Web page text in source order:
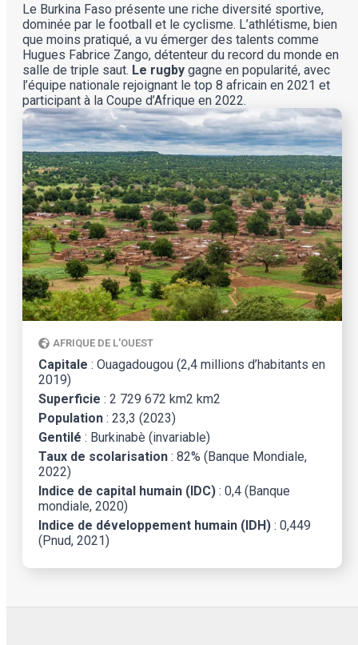
Le Burkina Faso présente une riche diversité sportive,
dominée par le football et le cyclisme. L’athlétisme, bien
que moins pratiqué, a vu émerger des talents comme
Hugues Fabrice Zango, détenteur du record du monde en
salle de triple saut​​. Le rugby gagne en popularité, avec
l’équipe nationale rejoignant le top 8 africain en 2021 et
participant à la Coupe d’Afrique en 2022.
AFRIQUE DE L'OUEST
Capitale : Ouagadougou (2,4 millions d’habitants en
2019)
Superficie : 2 729 672 km2 km2
Population : 23,3 (2023)
Gentilé : Burkinabè (invariable)
Taux de scolarisation : 82% (Banque Mondiale,
2022)
Indice de capital humain (IDC) : 0,4 (Banque
mondiale, 2020)
Indice de développement humain (IDH) : 0,449
(Pnud, 2021)